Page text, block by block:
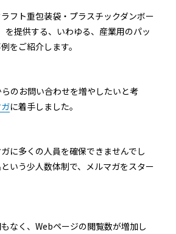
フト重包装袋・プラスチックダンボー
を提供する、いわゆる、産業用のパッ
をご紹介します。
のお問い合わせを増やしたいと考
に着手しました。
に多くの人員を確保できませんでし
いう少人数体制で、メルマガをスター
なく、Webページの閲覧数が増加し